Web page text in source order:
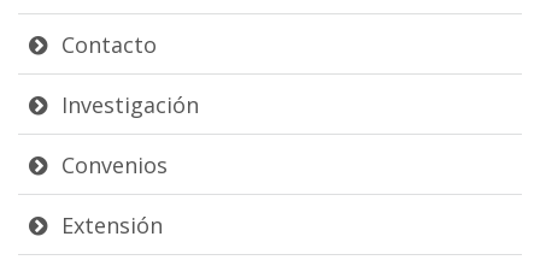
Contacto
Investigación
Convenios
Extensión